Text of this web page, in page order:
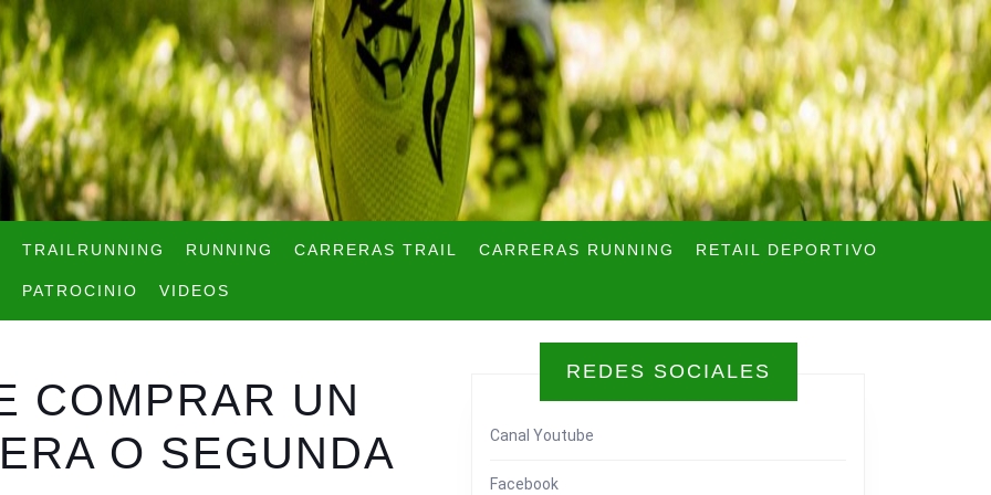
TRAILRUNNING RUNNING CARRERAS TRAIL CARRERAS RUNNING RETAIL DEPORTIVO
PATROCINIO VIDEOS
COMPRAR UN
O SEGUNDA
REDES SOCIALES
Canal Youtube
Facebook